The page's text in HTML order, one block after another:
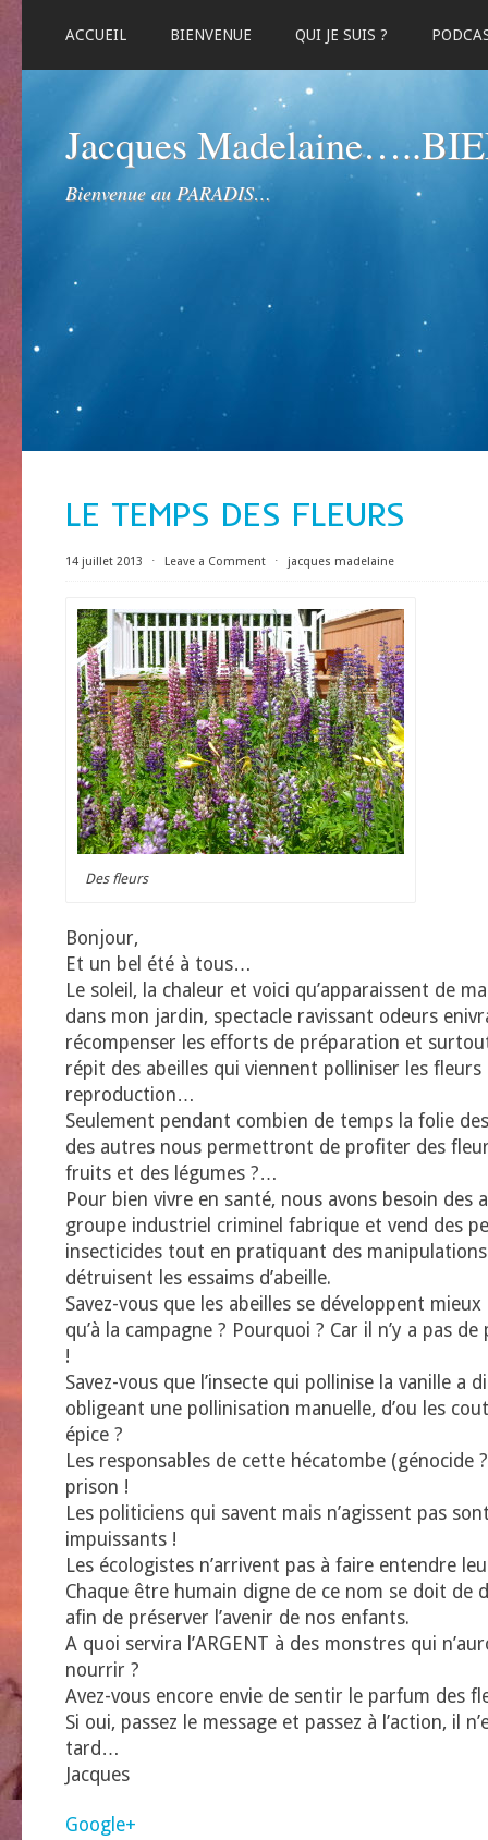
ACCUEIL BIENVENUE QUI JE SUIS ?
Jacques
Bienvenue au PARADIS…
LE TEMPS DES FLEURS
14 juillet 2013 ⋅ Leave a Comment ⋅ jacques madelaine
Des fleurs
Bonjour,
Et un bel été à tous…
Le soleil, la chaleur et voici qu’apparaissent de
dans mon jardin, spectacle ravissant odeurs
récompenser les efforts de préparation et
répit des abeilles qui viennent polliniser les fleurs
reproduction…
Seulement pendant combien de temps la folie
des autres nous permettront de profiter des
fruits et des légumes ?…
Pour bien vivre en santé, nous avons besoin des
groupe industriel criminel fabrique et vend des
insecticides tout en pratiquant des
détruisent les essaims d’abeille.
Savez-vous que les abeilles se développent
qu’à la campagne ? Pourquoi ? Car il n’y a pas
!
Savez-vous que l’insecte qui pollinise la vanille a
obligeant une pollinisation manuelle, d’ou les
épice ?
Les responsables de cette hécatombe (génocide
prison !
Les politiciens qui savent mais n’agissent pas
impuissants !
Les écologistes n’arrivent pas à faire entendre
Chaque être humain digne de ce nom se doit de
afin de préserver l’avenir de nos enfants.
A quoi servira l’ARGENT à des monstres qui
nourrir ?
Avez-vous encore envie de sentir le parfum des
Si oui, passez le message et passez à l’action, il
tard…
Jacques
Google+